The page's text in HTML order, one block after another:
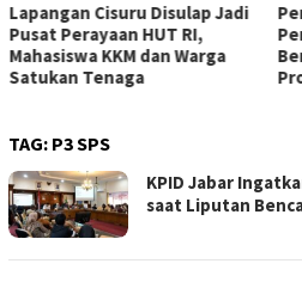
Lapangan Cisuru Disulap Jadi
Pusat Perayaan HUT RI,
Mahasiswa KKM dan Warga
Satukan Tenaga
TAG: P3 SPS
KPID Jabar
saat Liputan